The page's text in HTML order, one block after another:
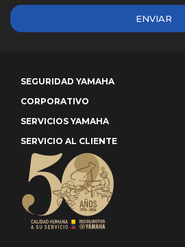
ENVIAR
SEGURIDAD YAMAHA
CORPORATIVO
SERVICIOS YAMAHA
SERVICIO AL CLIENTE